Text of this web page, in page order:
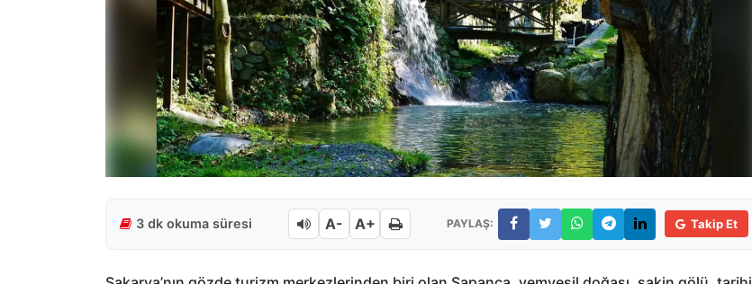
3 dk okuma süresi A- A+ PAYLAŞ: Takip Et